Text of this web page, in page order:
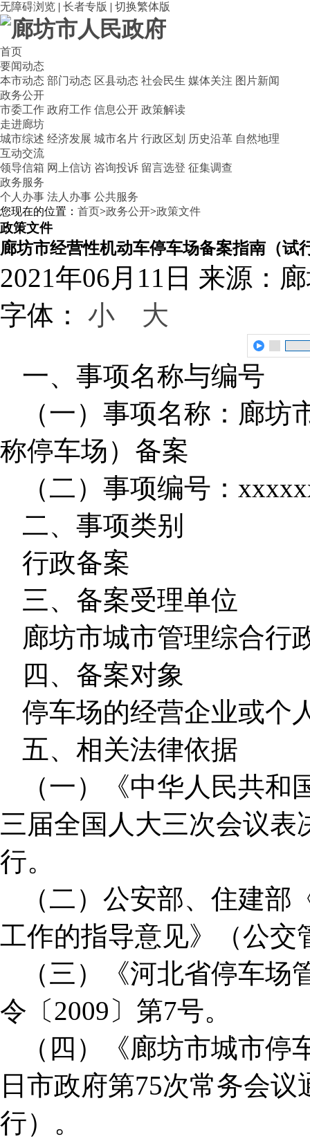
无障碍浏览 | 长者专版 | 切换繁体版
首页
要闻动态
本市动态 部门动态 区县动态 社会民生 媒体关注 图片新闻
政务公开
市委工作 政府工作 信息公开 政策解读
走进廊坊
城市综述 经济发展 城市名片 行政区划 历史沿革 自然地理
互动交流
领导信箱 网上信访 咨询投诉 留言选登 征集调查
政务服务
个人办事 法人办事 公共服务
您现在的位置： 首页>政务公开>政策文件
政策文件
廊坊市经营性机动车停车场备案指南（试
2021年06月11日 来源：
字体： 小 大
一、事项名称与编号
（一）事项名称：廊
称停车场）备案
（二）事项编号：
二、事项类别
行政备案
三、备案受理单位
廊坊市城市管理综合行
四、备案对象
停车场的经营企业或个
五、相关法律依据
（一）《中华人民共和
三届全国人大三次会议表
行。
（二）公安部、住建
工作的指导意见》（公交
（三）《河北省停车
令〔2009〕第7号。
（四）《廊坊市城市停
日市政府第75次常务会
行）。